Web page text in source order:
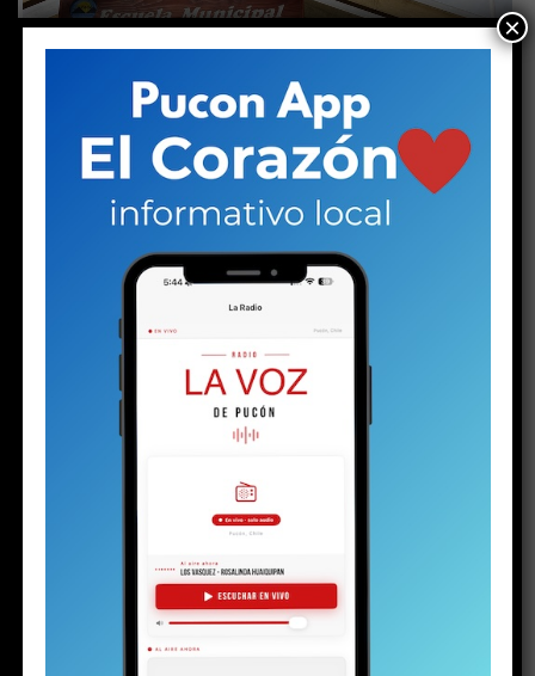
3 años atrás
Profesores de El Claro denuncian a
director del colegio por “malos
tratos”, “humillaciones” y “violencia
psicológica”
MÁS NOTICIAS
×